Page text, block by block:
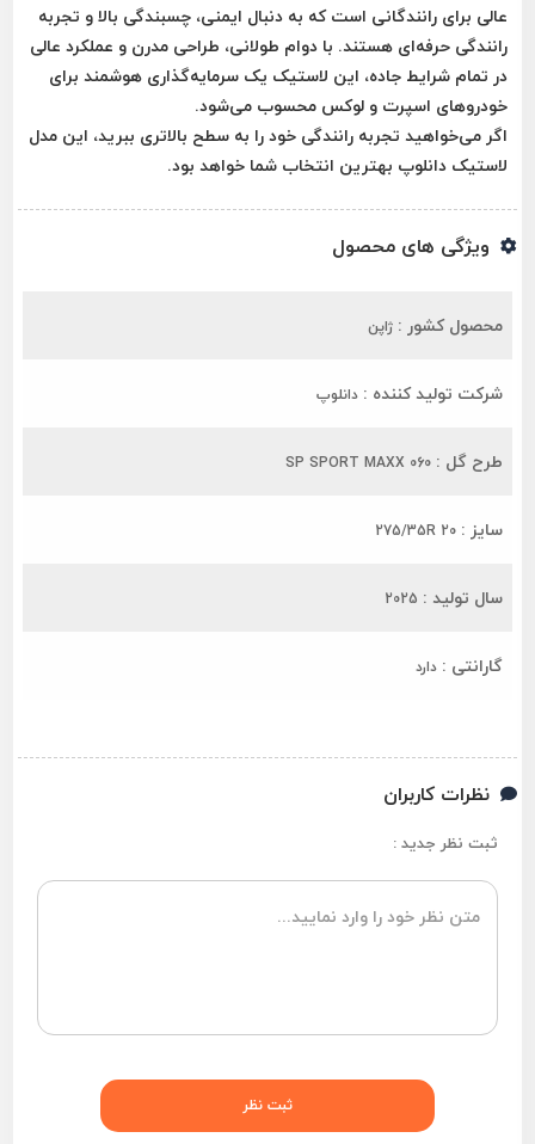
عالی برای رانندگانی است که به دنبال ایمنی، چسبندگی بالا و تجربه
رانندگی حرفه‌ای هستند. با دوام طولانی، طراحی مدرن و عملکرد عالی
در تمام شرایط جاده، این لاستیک یک سرمایه‌گذاری هوشمند برای
خودروهای اسپرت و لوکس محسوب می‌شود.
اگر می‌خواهید تجربه رانندگی خود را به سطح بالاتری ببرید، این مدل
لاستیک دانلوپ بهترین انتخاب شما خواهد بود.
ویژگی های محصول
محصول کشور : ژاپن
شرکت تولید کننده : دانلوپ
طرح گل : SP SPORT MAXX 060
سایز : 275/35R 20
سال تولید : 2025
گارانتی : دارد
نظرات کاربران
ثبت نظر جدید :